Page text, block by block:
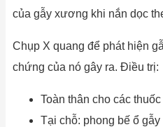
của gẫy xương khi nắn dọc
Chụp X quang để phát hiện
chứng của nó gây ra. Điều trị:
Toàn thân cho các
Tại chỗ: phong bế ổ